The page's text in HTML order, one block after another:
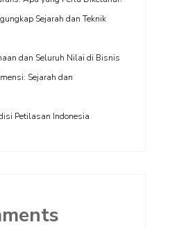
Sejarah dan Teknik
dan Seluruh Nilai di Bisnis
Sejarah dan
Petilasan Indonesia